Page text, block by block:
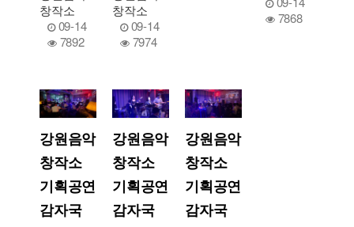
창작소
09-14
7892
창작소
09-14
7974
7868
강원음악
창작소
기획공연
감자국
강원음악
창작소
기획공연
감자국
강원음악
창작소
기획공연
감자국